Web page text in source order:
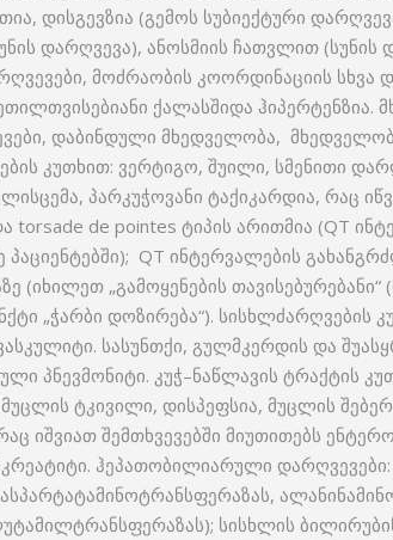
დისგევზია (გემოს სუბიექტური
დარღვევა), ანოსმიის ჩათვლით (სუნის
მოძრაობის კოორდინაციის სხვა
ქალასშიდა ჰიპერტენზია.
დაბინდული მხედველობა,
კუთხით: ვერტიგო, შუილი, სმენითი
პარკუჭოვანი ტაქიკარდია, რაც
torsade de pointes ტიპის არითმია (QT
QT ინტერვალების
(იხილეთ „გამოყენების თავისებურებანი“
„ჭარბი დოზირება“). სისხლძარღვების
სასუნთქი, გულმკერდის და
პნევმონიტი. კუჭ–ნაწლავის ტრაქტის
ტკივილი, დისპეფსია, მუცლის
იშვიათ შემთხვევებში მიუთითებს
ჰეპათობილიარული
სისხლის